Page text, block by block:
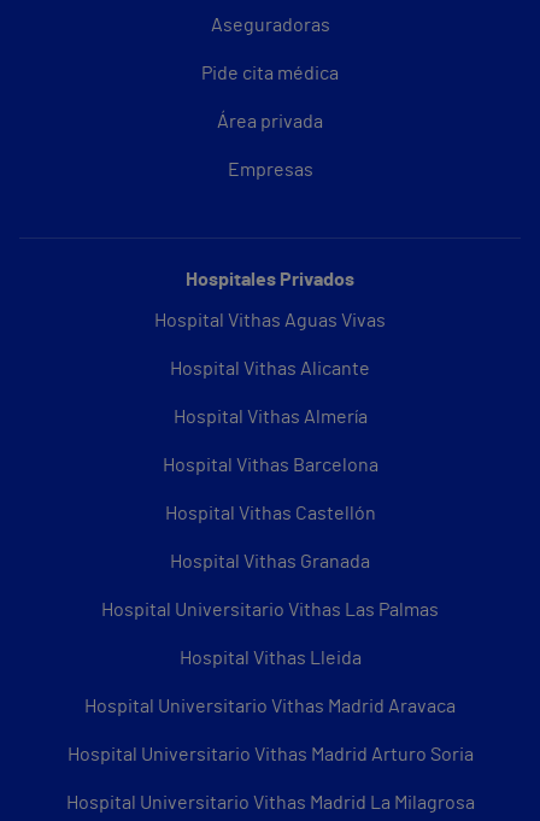
Aseguradoras
Pide cita médica
Área privada
Empresas
Hospitales Privados
Hospital Vithas Aguas Vivas
Hospital Vithas Alicante
Hospital Vithas Almería
Hospital Vithas Barcelona
Hospital Vithas Castellón
Hospital Vithas Granada
Hospital Universitario Vithas Las Palmas
Hospital Vithas Lleida
Hospital Universitario Vithas Madrid Aravaca
Hospital Universitario Vithas Madrid Arturo Soria
Hospital Universitario Vithas Madrid La Milagrosa